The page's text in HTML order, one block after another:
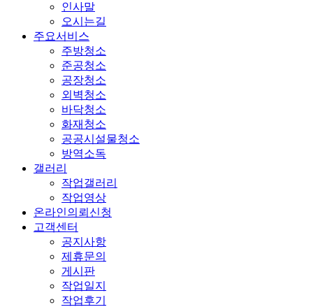
인사말
오시는길
주요서비스
주방청소
준공청소
공장청소
외벽청소
바닥청소
화재청소
공공시설물청소
방역소독
갤러리
작업갤러리
작업영상
온라인의뢰신청
고객센터
공지사항
제휴문의
게시판
작업일지
작업후기